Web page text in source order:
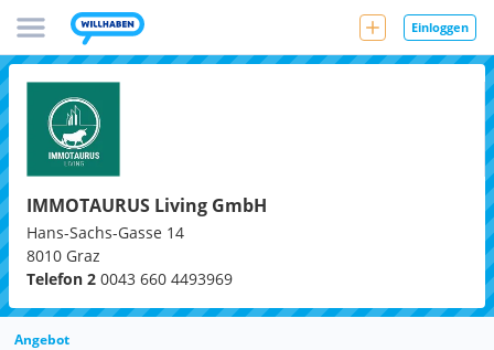
Einloggen
IMMOTAURUS Living GmbH
Hans-Sachs-Gasse 14
8010 Graz
Telefon 2 0043 660 4493969
Angebot